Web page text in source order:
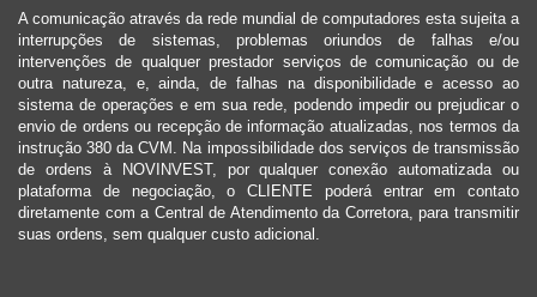
A comunicação através da rede mundial de computadores esta sujeita a
interrupções de sistemas, problemas oriundos de falhas e/ou
intervenções de qualquer prestador serviços de comunicação ou de
outra natureza, e, ainda, de falhas na disponibilidade e acesso ao
sistema de operações e em sua rede, podendo impedir ou prejudicar o
envio de ordens ou recepção de informação atualizadas, nos termos da
instrução 380 da CVM. Na impossibilidade dos serviços de transmissão
de ordens à NOVINVEST, por qualquer conexão automatizada ou
plataforma de negociação, o CLIENTE poderá entrar em contato
diretamente com a Central de Atendimento da Corretora, para transmitir
suas ordens, sem qualquer custo adicional.